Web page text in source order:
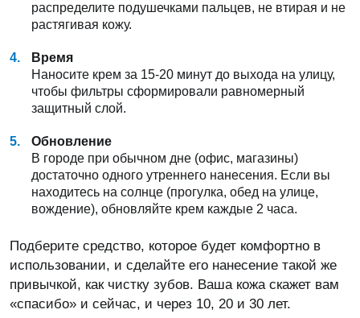
распределите подушечками пальцев, не втирая и не
растягивая кожу.
Время
Наносите крем за 15-20 минут до выхода на улицу,
чтобы фильтры сформировали равномерный
защитный слой.
Обновление
В городе при обычном дне (офис, магазины)
достаточно одного утреннего нанесения. Если вы
находитесь на солнце (прогулка, обед на улице,
вождение), обновляйте крем каждые 2 часа.
Подберите средство, которое будет комфортно в
использовании, и сделайте его нанесение такой же
привычкой, как чистку зубов. Ваша кожа скажет вам
«спасибо» и сейчас, и через 10, 20 и 30 лет.